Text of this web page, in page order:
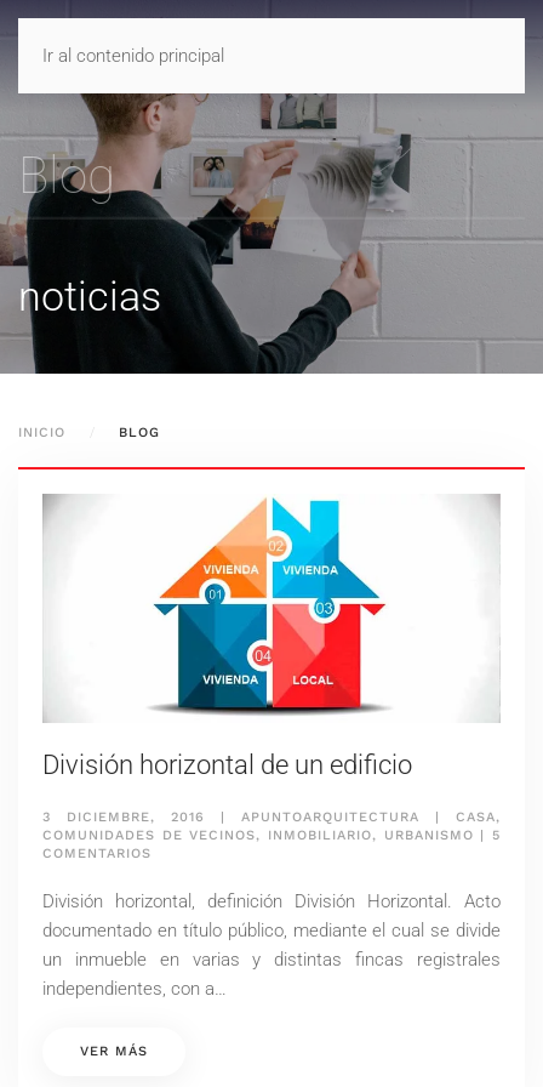
Ir al contenido principalCONTACTO
Blog
noticias
INICIO BLOG
División horizontal de un edificio
3 DICIEMBRE, 2016 APUNTOARQUITECTURA CASA,
COMUNIDADES DE VECINOS, INMOBILIARIO, URBANISMO
5
COMENTARIOS
DE
UN
División horizontal, definición División Horizontal. Acto
documentado en título público, mediante el cual se divide
un inmueble en varias y distintas fincas registrales
independientes, con a…
VER MÁS